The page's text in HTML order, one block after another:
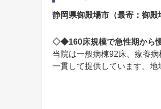
静岡県御殿場市（最寄：御殿
◇◆160床規模で急性期から
当院は一般病棟92床、療養
一貫して提供しています。地